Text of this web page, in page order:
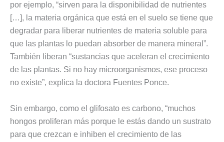
por ejemplo, “sirven para la disponibilidad de nutrientes
[…], la materia orgánica que está en el suelo se tiene que
degradar para liberar nutrientes de materia soluble para
que las plantas lo puedan absorber de manera mineral”.
También liberan “sustancias que aceleran el crecimiento
de las plantas. Si no hay microorganismos, ese proceso
no existe”, explica la doctora Fuentes Ponce.
Sin embargo, como el glifosato es carbono, “muchos
hongos proliferan más porque le estás dando un sustrato
para que crezcan e inhiben el crecimiento de las